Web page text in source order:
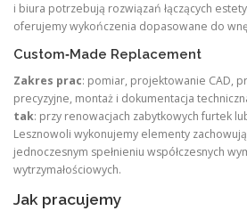
i biura potrzebują rozwiązań łączących
oferujemy wykończenia dopasowane do
Custom‑Made Replacement
Zakres prac: pomiar, projektowanie CAD,
precyzyjne, montaż i dokumentacja
tak: przy renowacjach zabytkowych furtek
Lesznowoli wykonujemy elementy
jednoczesnym spełnieniu współczesnych
wytrzymałościowych.
Jak pracujemy